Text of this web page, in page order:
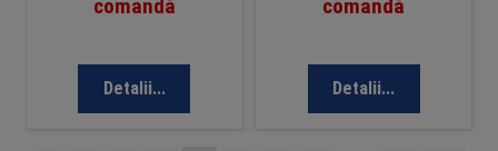
comandă
Detalii...
comandă
Detalii...